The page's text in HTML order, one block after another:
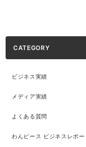
CATEGORY
ビジネス実績
メディア実績
よくある質問
わんピース ビジネスレポー